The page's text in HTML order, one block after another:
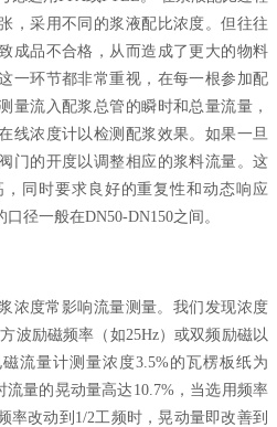
，采用不同的浆液配比浓度。但往往
成品不合格，从而造成了更大的物料
一环节都非常重视，在每一根参加配
量流入配浆总管的瞬时和总量流量，
线浓度计以检测配浆效果。如果一旦
门的开度以调整相应的浆料流量。这
同时要求良好的重复性和动态响应
径一般在DN50-DN150之间。
浓度常影响流量测量。我们发现浓度
波励磁频率（如25Hz）或双频励磁以
流量计测量浓度3.5%的瓦楞板纸为
量的晃动量高达10.7%，当选用频率
率改动到1/2工频时，晃动量即改善到